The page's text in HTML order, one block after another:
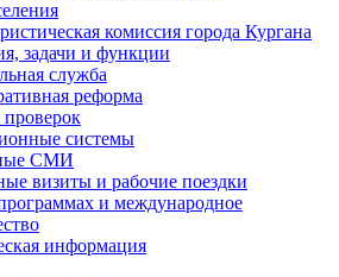
комиссия города Кургана
задачи и функции
служба
реформа
проверок
системы
СМИ
визиты и рабочие поездки
и международное
информация